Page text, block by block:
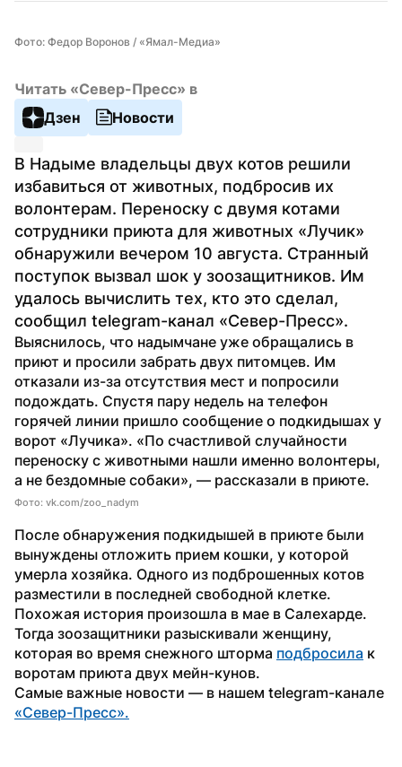
Фото: Федор Воронов / «Ямал-Медиа»
Читать «Север-Пресс» в
Дзен
Новости
В Надыме владельцы двух котов решили
избавиться от животных, подбросив их
волонтерам. Переноску с двумя котами
сотрудники приюта для животных «Лучик»
обнаружили вечером 10 августа. Странный
поступок вызвал шок у зоозащитников. Им
удалось вычислить тех, кто это сделал,
сообщил telegram-канал «Север-Пресс».
Выяснилось, что надымчане уже обращались в
приют и просили забрать двух питомцев. Им
отказали из-за отсутствия мест и попросили
подождать. Спустя пару недель на телефон
горячей линии пришло сообщение о подкидышах у
ворот «Лучика». «По счастливой случайности
переноску с животными нашли именно волонтеры,
а не бездомные собаки», — рассказали в приюте.
Фото: vk.com/zoo_nadym
После обнаружения подкидышей в приюте были
вынуждены отложить прием кошки, у которой
умерла хозяйка. Одного из подброшенных котов
разместили в последней свободной клетке.
Похожая история произошла в мае в Салехарде.
Тогда зоозащитники разыскивали женщину,
которая во время снежного шторма подбросила к
воротам приюта двух мейн-кунов.
«Север-Пресс».